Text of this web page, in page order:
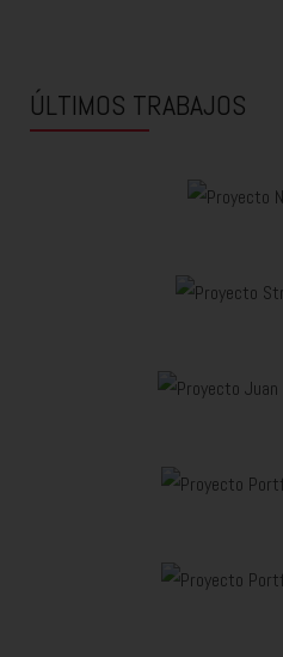
ÚLTIMOS TRABAJOS